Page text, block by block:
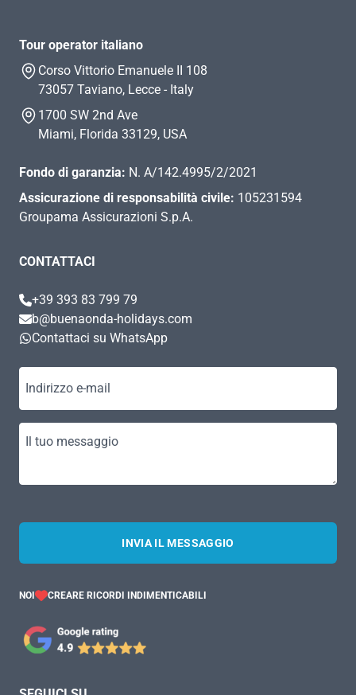
Tour operator italiano
Corso Vittorio Emanuele II 108
73057 Taviano, Lecce - Italy
1700 SW 2nd Ave
Miami, Florida 33129, USA
Fondo di garanzia: N. A/142.4995/2/2021
Assicurazione di responsabilità civile: 105231594
Groupama Assicurazioni S.p.A.
CONTATTACI
+39 393 83 799 79
b@buenaonda-holidays.com
Contattaci su WhatsApp
Indirizzo e-mail
Il tuo messaggio
INVIA IL MESSAGGIO
NOI CREARE RICORDI INDIMENTICABILI